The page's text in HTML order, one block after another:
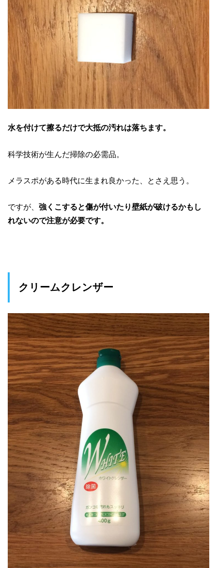
水を付けて擦るだけで大抵の汚れは落ちます。
科学技術が生んだ掃除の必需品。
メラスポがある時代に生まれ良かった、とさえ思う。
ですが、強くこすると傷が付いたり壁紙が破けるかもし
れないので注意が必要です。
クリームクレンザー